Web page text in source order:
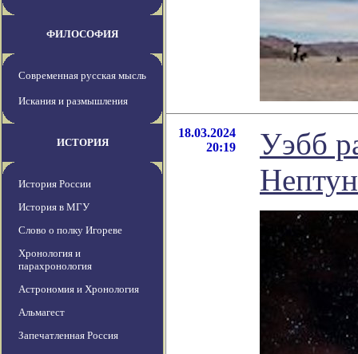
ФИЛОСОФИЯ
Современная русская мысль
Искания и размышления
ИСТОРИЯ
История России
История в МГУ
Слово о полку Игореве
Хронология и
парахронология
Астрономия и Хронология
Альмагест
Запечатленная Россия
18.03.2024
20:19
Уэбб